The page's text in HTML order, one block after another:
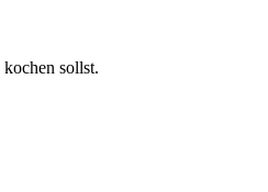
kochen sollst.